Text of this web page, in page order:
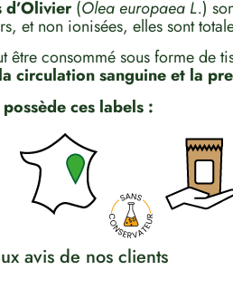
d’Olivier(Olea europaea L.)
et non ionisées, elles sont
être consommé sous forme de
circulation sanguine et la
ces labels :
avis de nos clients